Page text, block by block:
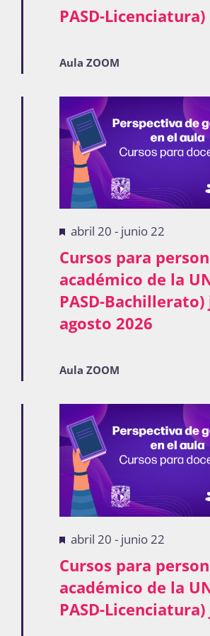
Publicaciones
PASD-
Aula ZOOM
Cursos para
académico de la
PASD-
agosto 2026
Destacadas
abril 20 - junio 22
Aula ZOOM
Cursos para
académico de la
PASD-
Destacadas
abril 20 - junio 22